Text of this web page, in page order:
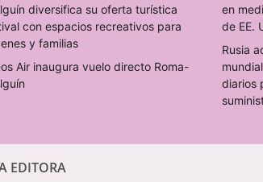
diversifica su oferta turística
con espacios recreativos para
y familias
Air inaugura vuelo directo Roma-
en
de EE.
Rusia
diarios
EDITORA